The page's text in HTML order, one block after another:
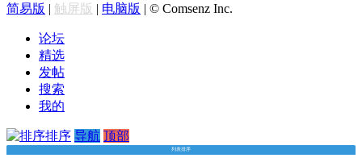
简易版 | 触屏版 | 电脑版 | © Comsenz Inc.
论坛
精选
发帖
搜索
我的
排序 导航 顶部
列表排序